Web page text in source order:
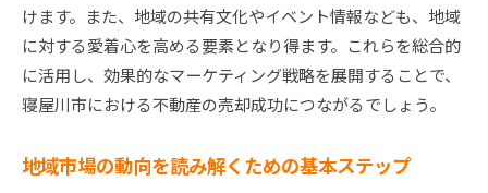
効果的な販売戦略を通じた地域資源の活用
市場の変化に対応する柔軟な売却プラン
高価格売却を実現する寝屋川市不動産市場の最新ト
レンド
最新トレンドを反映する効果的な売却戦略
けます。また、地域の共有文化やイベント情報なども、地域
に対する愛着心を高める要素となり得ます。これらを総合的
に活用し、効果的なマーケティング戦略を展開することで、
寝屋川市における不動産の売却成功につながるでしょう。
地域市場の動向を読み解くための基本ステップ